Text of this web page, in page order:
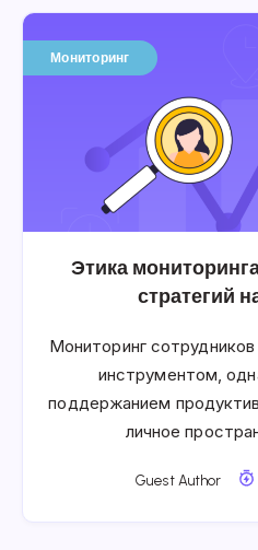
Мониторинг
Этика
стратегий
Мониторинг
инструментом,
поддержанием
личное
Guest Author